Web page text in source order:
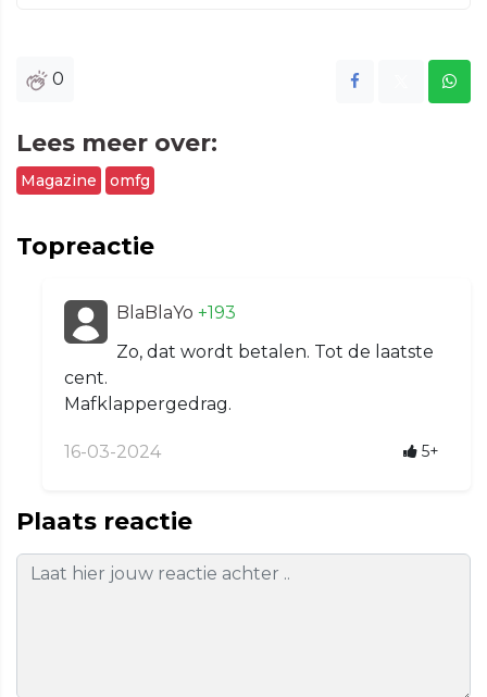
0
Lees meer over:
Magazine omfg
Topreactie
BlaBlaYo +193
Zo, dat wordt betalen. Tot de laatste
cent.
Mafklappergedrag.
16-03-2024 5+
Plaats reactie